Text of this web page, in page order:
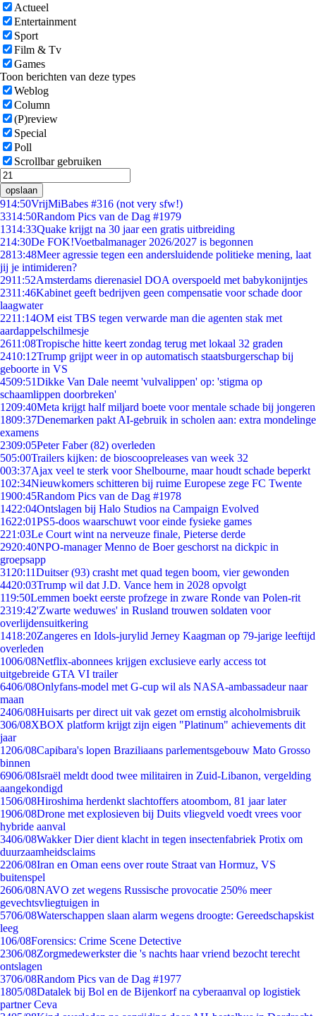
Actueel
Entertainment
Sport
Film & Tv
Games
Toon berichten van deze types
Weblog
Column
(P)review
Special
Poll
Scrollbar gebruiken
opslaan
914:50VrijMiBabes #316 (not very sfw!)
3314:50Random Pics van de Dag #1979
1314:33Quake krijgt na 30 jaar een gratis uitbreiding
214:30De FOK!Voetbalmanager 2026/2027 is begonnen
2813:48Meer agressie tegen een andersluidende politieke mening, laat
jij je intimideren?
2911:52Amsterdams dierenasiel DOA overspoeld met babykonijntjes
2311:46Kabinet geeft bedrijven geen compensatie voor schade door
laagwater
2211:14OM eist TBS tegen verwarde man die agenten stak met
aardappelschilmesje
2611:08Tropische hitte keert zondag terug met lokaal 32 graden
2410:12Trump grijpt weer in op automatisch staatsburgerschap bij
geboorte in VS
4509:51Dikke Van Dale neemt 'vulvalippen' op: 'stigma op
schaamlippen doorbreken'
1209:40Meta krijgt half miljard boete voor mentale schade bij jongeren
1809:37Denemarken pakt AI-gebruik in scholen aan: extra mondelinge
examens
2309:05Peter Faber (82) overleden
505:00Trailers kijken: de bioscoopreleases van week 32
003:37Ajax veel te sterk voor Shelbourne, maar houdt schade beperkt
102:34Nieuwkomers schitteren bij ruime Europese zege FC Twente
1900:45Random Pics van de Dag #1978
1422:04Ontslagen bij Halo Studios na Campaign Evolved
1622:01PS5-doos waarschuwt voor einde fysieke games
221:03Le Court wint na nerveuze finale, Pieterse derde
2920:40NPO-manager Menno de Boer geschorst na dickpic in
groepsapp
31 20:11Duitser (93) crasht met quad tegen boom, vier gewonden
4420:03Trump wil dat J.D. Vance hem in 2028 opvolgt
119:50Lemmen boekt eerste profzege in zware Ronde van Polen-rit
2319:42'Zwarte weduwes' in Rusland trouwen soldaten voor
overlijdensuitkering
1418:20Zangeres en Idols-jurylid Jerney Kaagman op 79-jarige leeftijd
overleden
1006/08Netflix-abonnees krijgen exclusieve early access tot
uitgebreide GTA VI trailer
6406/08Onlyfans-model met G-cup wil als NASA-ambassadeur naar
maan
2406/08Huisarts per direct uit vak gezet om ernstig alcoholmisbruik
306/08XBOX platform krijgt zijn eigen "Platinum" achievements dit
jaar
1206/08Capibara's lopen Braziliaans parlementsgebouw Mato Grosso
binnen
6906/08Israël meldt dood twee militairen in Zuid-Libanon, vergelding
aangekondigd
1506/08Hiroshima herdenkt slachtoffers atoombom, 81 jaar later
1906/08Drone met explosieven bij Duits vliegveld voedt vrees voor
hybride aanval
3406/08Wakker Dier dient klacht in tegen insectenfabriek Protix om
duurzaamheidsclaims
2206/08Iran en Oman eens over route Straat van Hormuz, VS
buitenspel
2606/08NAVO zet wegens Russische provocatie 250% meer
gevechtsvliegtuigen in
5706/08Waterschappen slaan alarm wegens droogte: Gereedschapskist
leeg
106/08Forensics: Crime Scene Detective
2306/08Zorgmedewerkster die 's nachts haar vriend bezocht terecht
ontslagen
3706/08Random Pics van de Dag #1977
1805/08Datalek bij Bol en de Bijenkorf na cyberaanval op logistiek
partner Ceva